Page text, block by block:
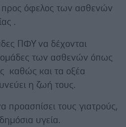
προς όφελος των ασθενών
.
ΠΦΥ να δέχονται
ομάδες των ασθενών όπως
καθώς και τα οξέα
η ζωή τους.
προασπίσει τους γιατρούς,
υγεία.